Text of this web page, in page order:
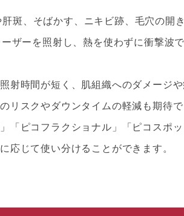
斑、そばかす、ニキビ跡、毛穴の開
ザーを照射し、熱を使わずに衝撃波
射時間が短く、肌組織へのダメージ
リスクやダウンタイムの軽減も期待で
「ピコフラクショナル」「ピコスポ
応じて使い分けることができます。